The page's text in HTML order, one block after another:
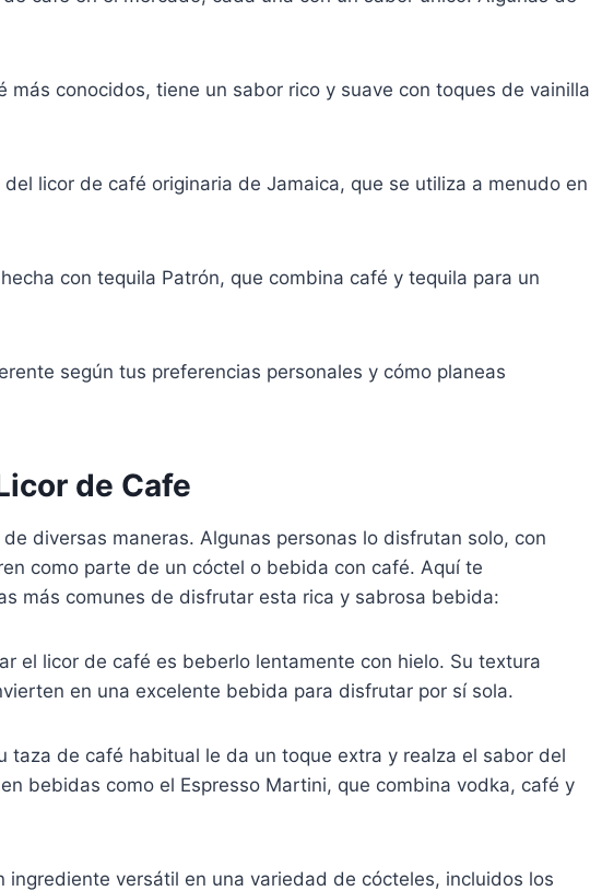
más conocidos, tiene un sabor rico y suave con toques de vainilla
licor de café originaria de Jamaica, que se utiliza a menudo en
con tequila Patrón, que combina café y tequila para un
según tus preferencias personales y cómo planeas
de Cafe
diversas maneras. Algunas personas lo disfrutan solo, con
como parte de un cóctel o bebida con café. Aquí te
más comunes de disfrutar esta rica y sabrosa bebida:
el licor de café es beberlo lentamente con hielo. Su textura
en una excelente bebida para disfrutar por sí sola.
taza de café habitual le da un toque extra y realza el sabor del
bebidas como el Espresso Martini, que combina vodka, café y
ingrediente versátil en una variedad de cócteles, incluidos los